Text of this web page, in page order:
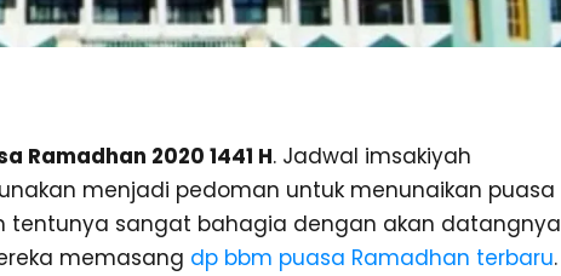
Ramadhan 2020 1441 H. Jadwal imsakiyah
menjadi pedoman untuk menunaikan puasa
tentunya sangat bahagia dengan akan datangnya
memasang dp bbm puasa Ramadhan terbaru.